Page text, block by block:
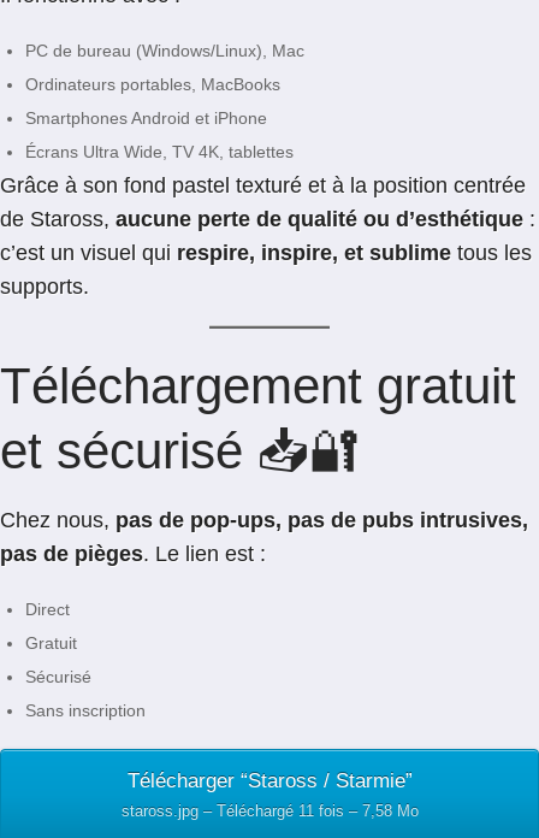
PC de bureau (Windows/Linux), Mac
Ordinateurs portables, MacBooks
Smartphones Android et iPhone
Écrans Ultra Wide, TV 4K, tablettes
Grâce à son fond pastel texturé et à la position centrée
de Staross, aucune perte de qualité ou d’esthétique :
c’est un visuel qui respire, inspire, et sublime tous les
supports.
Téléchargement gratuit
et sécurisé 📥🔐
Chez nous, pas de pop-ups, pas de pubs intrusives,
pas de pièges. Le lien est :
Direct
Gratuit
Sécurisé
Sans inscription
Télécharger “Staross / Starmie”
staross.jpg – Téléchargé 11 fois – 7,58 Mo